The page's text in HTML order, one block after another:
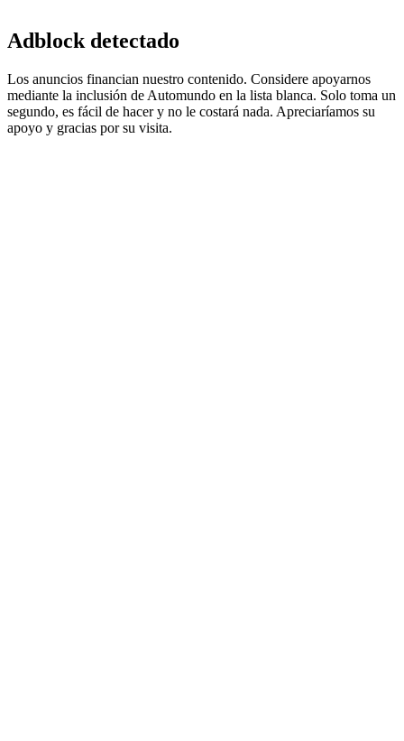
Adblock detectado
Los anuncios financian nuestro contenido. Considere apoyarnos
mediante la inclusión de Automundo en la lista blanca. Solo toma un
segundo, es fácil de hacer y no le costará nada. Apreciaríamos su
apoyo y gracias por su visita.